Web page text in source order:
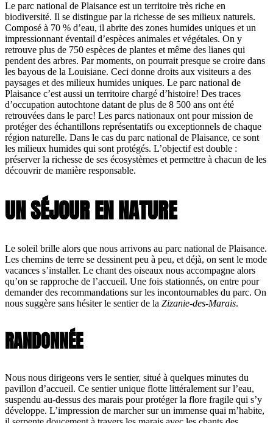
Le parc national de Plaisance est un territoire très riche en
biodiversité. Il se distingue par la richesse de ses milieux naturels.
Composé à 70 % d’eau, il abrite des zones humides uniques et un
impressionnant éventail d’espèces animales et végétales. On y
retrouve plus de 750 espèces de plantes et même des lianes qui
pendent des arbres. Par moments, on pourrait presque se croire dans
les bayous de la Louisiane. Ceci donne droits aux visiteurs a des
paysages et des milieux humides uniques. Le parc national de
Plaisance c’est aussi un territoire chargé d’histoire! Des traces
d’occupation autochtone datant de plus de 8 500 ans ont été
retrouvées dans le parc! Les parcs nationaux ont pour mission de
protéger des échantillons représentatifs ou exceptionnels de chaque
région naturelle. Dans le cas du parc national de Plaisance, ce sont
les milieux humides qui sont protégés. L’objectif est double :
préserver la richesse de ses écosystèmes et permettre à chacun de les
découvrir de manière responsable.
UN SÉJOUR EN NATURE
Le soleil brille alors que nous arrivons au parc national de Plaisance.
Les chemins de terre se dessinent peu à peu, et déjà, on sent le mode
vacances s’installer. Le chant des oiseaux nous accompagne alors
qu’on se rapproche de l’accueil. Une fois stationnés, on entre pour
demander des recommandations sur les incontournables du parc. On
nous suggère sans hésiter le sentier de la Zizanie-des-Marais.
RANDONNÉE
Nous nous dirigeons vers le sentier, situé à quelques minutes du
pavillon d’accueil. Ce sentier unique flotte littéralement sur l’eau,
suspendu au-dessus des marais pour protéger la flore fragile qui s’y
développe. L’impression de marcher sur un immense quai m’habite,